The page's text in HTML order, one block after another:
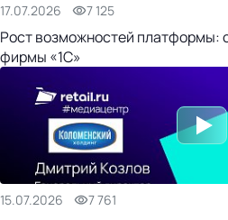
17.07.2026 7 125
Рост возможностей платформы:
фирмы «1С»
15.07.2026 7 761